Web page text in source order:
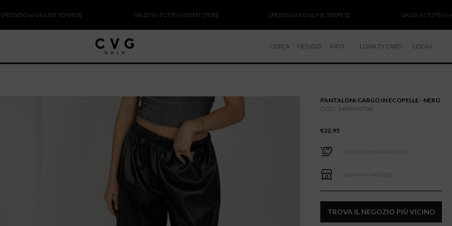
ONLINE SOSPESE SALDI IN TUTTI I NOSTRI STORE SPEDIZIONI ONLINE SOSPESE SALDI IN TUTTI I NOSTRI
CERCA NEGOZI INFO
RESI E RIMBORSI
LOYALTY CARD LOGIN
PANTALONI CARGO IN ECOPELLE - NERO
COD: 1408993796
€22,95
ACQUISTA UNA GIFTCARD
TROVA UN NEGOZIO
TROVA IL NEGOZIO PIÙ VICINO